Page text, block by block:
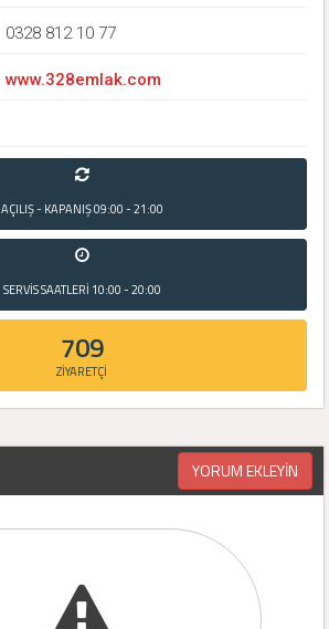
0328 812 10 77
www.328emlak.com
AÇILIŞ - KAPANIŞ09:00 - 21:00
SERVİS SAATLERİ 10:00 - 20:00
709
ZİYARETÇİ
YORUM EKLEYİN